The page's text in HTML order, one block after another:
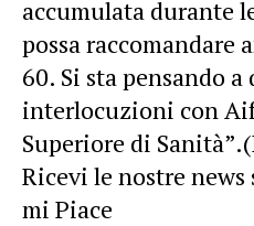
accumulata durante
possa raccomandare
60. Si sta pensando
interlocuzioni con
Superiore di
Ricevi le nostre
mi Piace